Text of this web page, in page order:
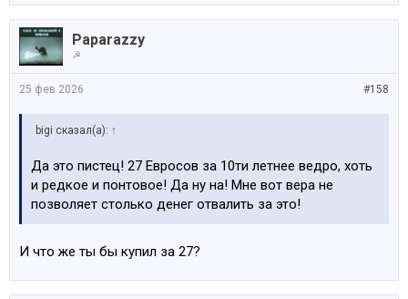
Paparazzy
☭
#158
25 фев 2026
bigi сказал(а): ↑
Да это пистец! 27 Евросов за 10ти летнее ведро, хоть
и редкое и понтовое! Да ну на! Мне вот вера не
позволяет столько денег отвалить за это!
И что же ты бы купил за 27?